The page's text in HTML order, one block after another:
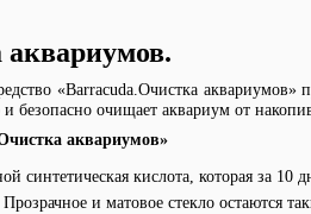
.
«Barracuda.Очистка аквариумов»
безопасно очищает аквариум от
аквариумов»
синтетическая кислота, которая за 10
и матовое стекло остаются